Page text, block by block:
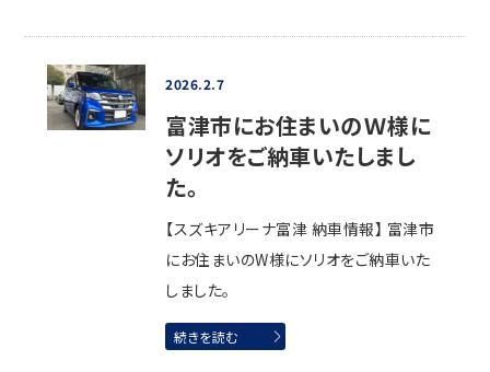
2026.2.7
富津市にお住まいのＷ様に
ソリオをご納車いたしまし
た。
【スズキアリーナ富津 納車情報】 富津市
にお住まいのW様にソリオをご納車いた
しました。
続きを読む